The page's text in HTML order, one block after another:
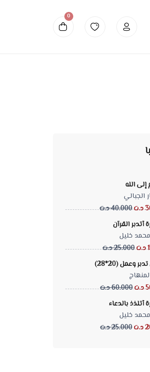
0
إلى الله
الجبالي
40.000 د.ت
أتدبر القرآن
خليل
25.000 د.ت
وعمل (20*28)
60.000 د.ت
أتلذذ بالدعاء
خليل
25.000 د.ت